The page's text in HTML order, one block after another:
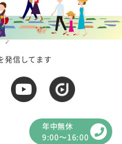
発信してます
年中無休
9:00～16:00